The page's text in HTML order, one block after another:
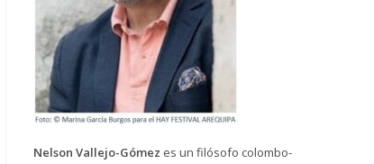
Nelson Vallejo-Gómez es un filósofo colombo-